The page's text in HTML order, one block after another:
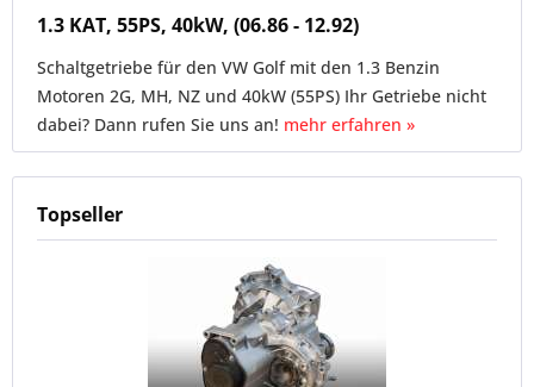
1.3 KAT, 55PS, 40kW, (06.86 - 12.92)
Schaltgetriebe für den VW Golf mit den 1.3 Benzin
Motoren 2G, MH, NZ und 40kW (55PS) Ihr Getriebe nicht
dabei? Dann rufen Sie uns an! mehr erfahren »
Topseller